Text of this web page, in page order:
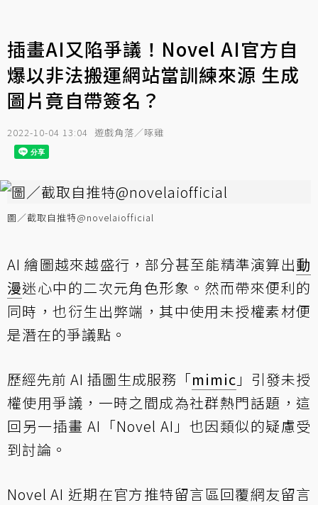
插畫AI又陷爭議！Novel AI官方自
爆以非法搬運網站當訓練來源 生成
圖片竟自帶簽名？
2022-10-04 13:04 遊戲角落／啄雞
圖／截取自推特@novelaiofficial
AI 繪圖越來越盛行，部分甚至能精準演算出動
漫迷心中的二次元角色形象。然而帶來便利的
同時，也衍生出弊端，其中使用未授權素材便
是潛在的爭議點。
歷經先前 AI 插圖生成服務「mimic 」引發未授
權使用爭議，一時之間成為社群熱門話題，這
回另一插畫 AI「Novel AI」也因類似的疑慮受
到討論。
Novel AI 近期在官方推特留言區回覆網友留言